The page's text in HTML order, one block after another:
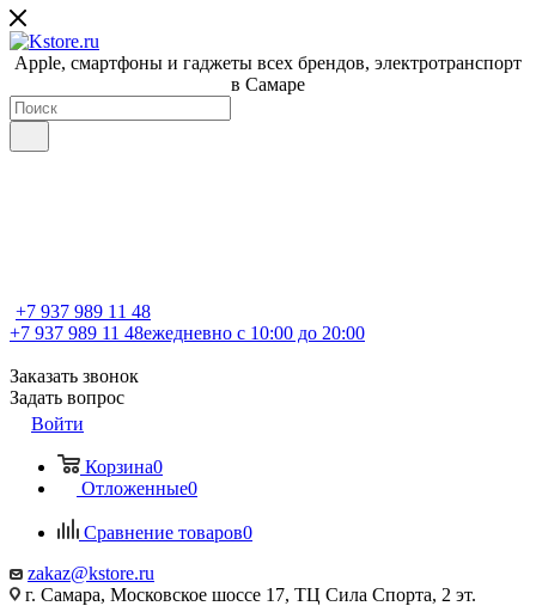
Apple, cмартфоны и гаджеты всех брендов, электротранспорт
в Самаре
+7 937 989 11 48
+7 937 989 11 48ежедневно с 10:00 до 20:00
Заказать звонок
Задать вопрос
Войти
Корзина0
Отложенные0
Сравнение товаров0
zakaz@kstore.ru
г. Самара, Московское шоссе 17, ТЦ Сила Спорта, 2 эт.